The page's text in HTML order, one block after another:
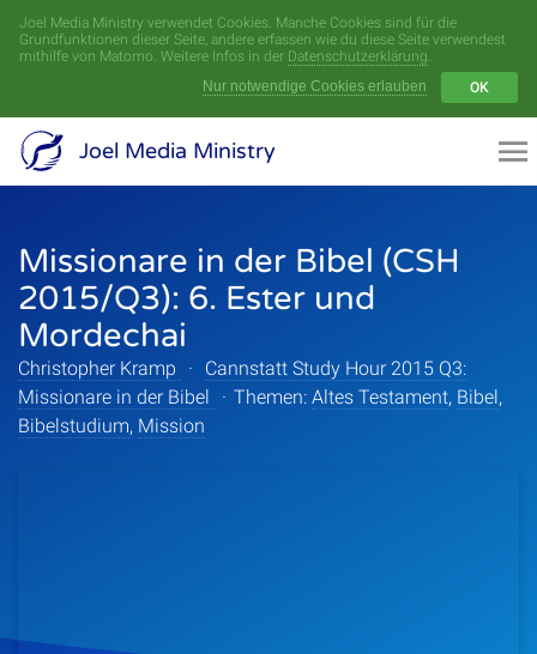
Joel Media Ministry verwendet Cookies. Manche Cookies sind für die
Grundfunktionen dieser Seite, andere erfassen wie du diese Seite verwendest
mithilfe von Matomo. Weitere Infos in der Datenschutzerklärung.
Nur notwendige Cookies erlauben
OK
Joel Media Ministry
Missionare in der Bibel (CSH
2015/Q3): 6. Ester und
Mordechai
Christopher Kramp ·
Cannstatt Study Hour 2015 Q3:
Missionare in der Bibel
· Themen: Altes Testament, Bibel,
Bibelstudium, Mission
Menü
Videoarchiv
Serien
Sprecher
Themen